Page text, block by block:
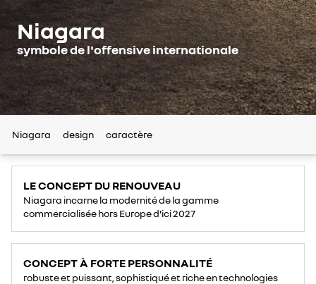
Niagara
symbole de l'offensive internationale
Niagara design caractère
LE CONCEPT DU RENOUVEAU
Niagara incarne la modernité de la gamme
commercialisée hors Europe d’ici 2027
CONCEPT À FORTE PERSONNALITÉ
robuste et puissant, sophistiqué et riche en technologies